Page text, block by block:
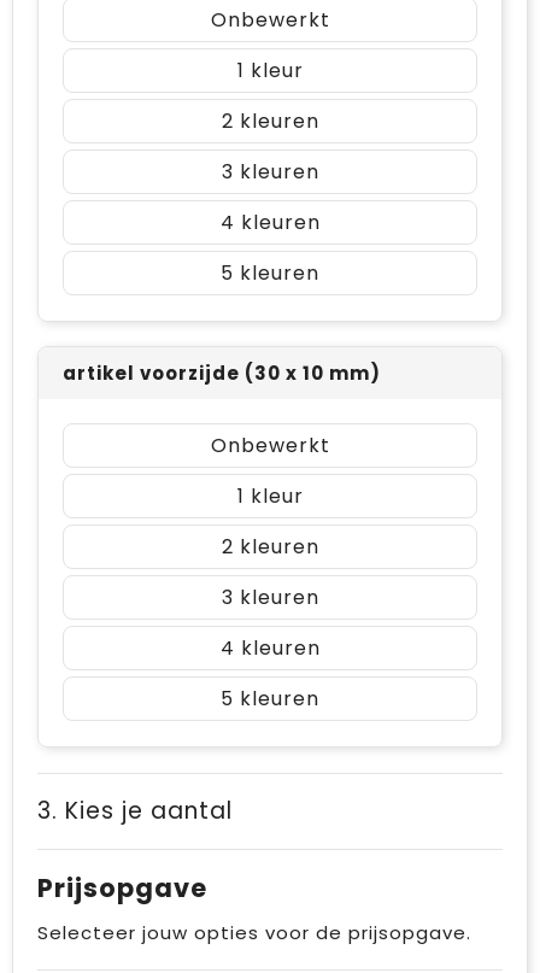
Onbewerkt
1
2
3
4
5
artikel voorzijde (30 x 10 mm)
Onbewerkt
1
2
3
4
5
3. Kies je aantal
Prijsopgave
Selecteer jouw opties voor de prijsopgave.